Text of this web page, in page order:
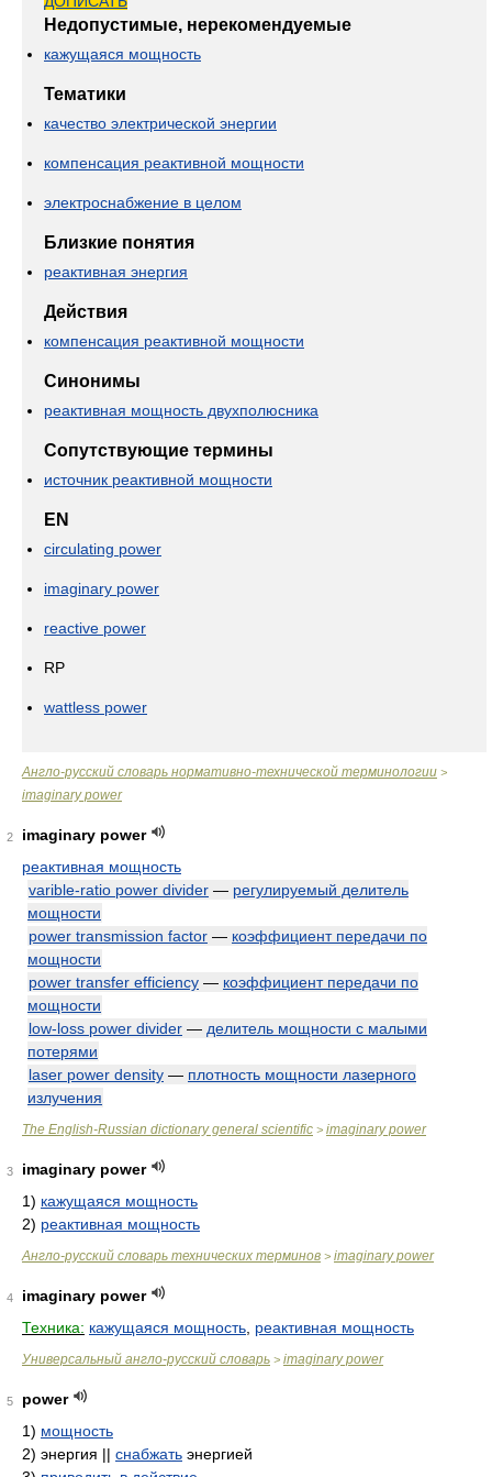
Недопустимые, нерекомендуемые
кажущаяся мощность
Тематики
качество электрической энергии
компенсация реактивной мощности
электроснабжение в целом
Близкие понятия
реактивная энергия
Действия
компенсация реактивной мощности
Синонимы
реактивная мощность двухполюсника
Сопутствующие термины
источник реактивной мощности
EN
circulating power
imaginary power
reactive power
RP
wattless power
Англо-русский словарь нормативно-технической терминологии >
imaginary power
2
imaginary power
реактивная мощность
varible-ratio power divider — регулируемый делитель
мощности
power transmission factor — коэффициент передачи по
мощности
power transfer efficiency — коэффициент передачи по
мощности
low-loss power divider — делитель мощности с малыми
потерями
laser power density — плотность мощности лазерного
излучения
The English-Russian dictionary general scientific > imaginary power
3
imaginary power
1) кажущаяся мощность
2) реактивная мощность
Англо-русский словарь технических терминов > imaginary power
4
imaginary power
Техника: кажущаяся мощность реактивная мощность
Универсальный англо-русский словарь > imaginary power
5
power
1) мощность
2) энергия || снабжать энергией